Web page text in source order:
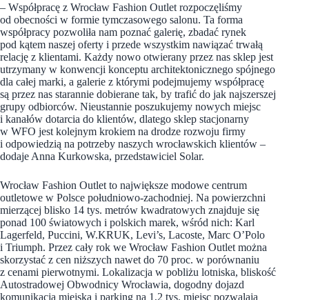
– Współpracę z Wrocław Fashion Outlet rozpoczęliśmy
od obecności w formie tymczasowego salonu. Ta forma
współpracy pozwoliła nam poznać galerię, zbadać rynek
pod kątem naszej oferty i przede wszystkim nawiązać trwałą
relację z klientami. Każdy nowo otwierany przez nas sklep jest
utrzymany w konwencji konceptu architektonicznego spójnego
dla całej marki, a galerie z którymi podejmujemy współpracę
są przez nas starannie dobierane tak, by trafić do jak najszerszej
grupy odbiorców. Nieustannie poszukujemy nowych miejsc
i kanałów dotarcia do klientów, dlatego sklep stacjonarny
w WFO jest kolejnym krokiem na drodze rozwoju firmy
i odpowiedzią na potrzeby naszych wrocławskich klientów –
dodaje Anna Kurkowska, przedstawiciel Solar.
Wrocław Fashion Outlet to największe modowe centrum
outletowe w Polsce południowo-zachodniej. Na powierzchni
mierzącej blisko 14 tys. metrów kwadratowych znajduje się
ponad 100 światowych i polskich marek, wśród nich: Karl
Lagerfeld, Puccini, W.KRUK, Levi’s, Lacoste, Marc O’Polo
i Triumph. Przez cały rok we Wrocław Fashion Outlet można
skorzystać z cen niższych nawet do 70 proc. w porównaniu
z cenami pierwotnymi. Lokalizacja w pobliżu lotniska, bliskość
Autostradowej Obwodnicy Wrocławia, dogodny dojazd
komunikacją miejską i parking na 1,2 tys. miejsc pozwalają